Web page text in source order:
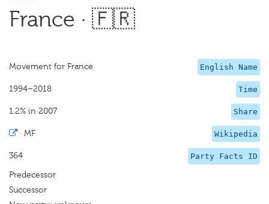
France · 🇫🇷
English Name
Movement for France
Time
1994–2018
Share
1.2% in 2007
Wikipedia
· MF
Party Facts ID
364
Predecessor
Successor